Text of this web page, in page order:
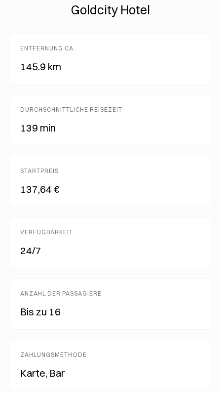
Goldcity Hotel
ENTFERNUNG CA.
145.9 km
DURCHSCHNITTLICHE REISEZEIT
139 min
STARTPREIS
137,64 €
VERFÜGBARKEIT
24/7
ANZAHL DER PASSAGIERE
Bis zu 16
ZAHLUNGSMETHODE
Karte, Bar